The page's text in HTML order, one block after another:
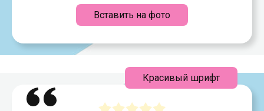
Вставить на фото
Красивый шрифт